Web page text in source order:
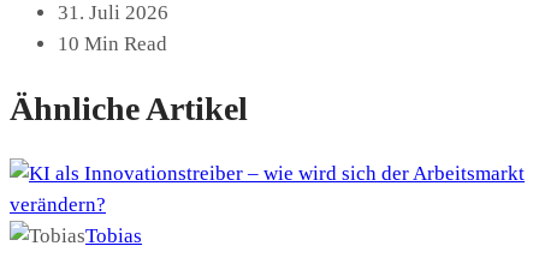
31. Juli 2026
10 Min Read
Ähnliche Artikel
Tobias